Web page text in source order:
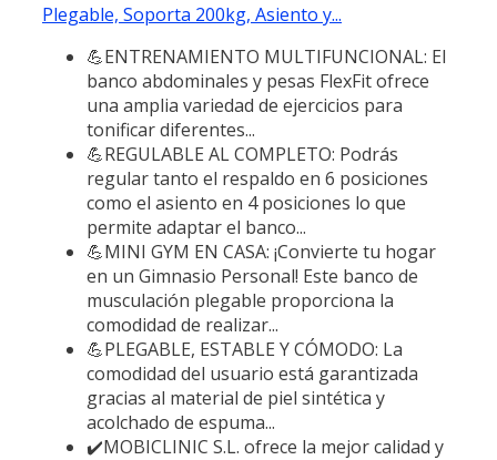
Plegable, Soporta 200kg, Asiento y...
💪ENTRENAMIENTO MULTIFUNCIONAL: El
banco abdominales y pesas FlexFit ofrece
una amplia variedad de ejercicios para
tonificar diferentes...
💪REGULABLE AL COMPLETO: Podrás
regular tanto el respaldo en 6 posiciones
como el asiento en 4 posiciones lo que
permite adaptar el banco...
💪MINI GYM EN CASA: ¡Convierte tu hogar
en un Gimnasio Personal! Este banco de
musculación plegable proporciona la
comodidad de realizar...
💪PLEGABLE, ESTABLE Y CÓMODO: La
comodidad del usuario está garantizada
gracias al material de piel sintética y
acolchado de espuma...
✔️MOBICLINIC S.L. ofrece la mejor calidad y